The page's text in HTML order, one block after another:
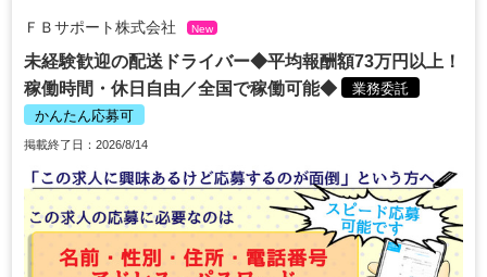
ＦＢサポート株式会社 New
未経験歓迎の配送ドライバー◆平均報酬額73万円以上！
稼働時間・休日自由／全国で稼働可能◆
業務委託
かんたん応募可
掲載終了日：2026/8/14